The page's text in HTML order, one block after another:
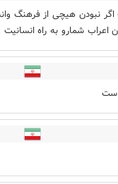
نبودن هیچی از فرهنگ
شمارو به راه